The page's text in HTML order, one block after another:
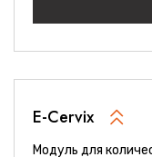
E-Cervix
Модуль для